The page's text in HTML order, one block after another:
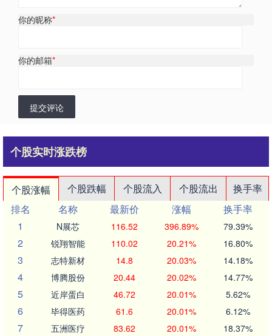
你的昵称*
你的邮箱*
提交评论
个股实时涨跌榜
个股涨幅 个股跌幅 个股流入 个股流出
换手率
排名
名称 最新价 涨幅
换手率
1
N展芯 116.52 396.89% 79.39%
2 锐翔智能 110.02 20.21% 16.80%
3 志特新材 14.8 20.03% 14.18%
4 博腾股份 20.44 20.02% 14.77%
5 近岸蛋白 46.72 20.01% 5.62%
6 毕得医药 61.6 20.01% 6.12%
7 五洲医疗 83.62 20.01% 18.37%